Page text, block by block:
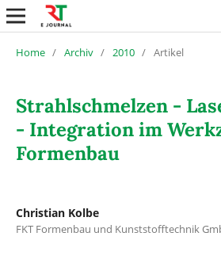
Home / Archiv / 2010 / Artikel
Strahlschmelzen -
- Integration im
Formenbau
Christian Kolbe
FKT Formenbau und Kunststofftechnik